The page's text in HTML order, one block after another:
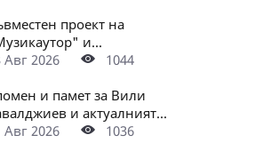
проект на
и...
Авг 2026
1044
и памет за Вили
и актуалният...
Авг 2026
1036